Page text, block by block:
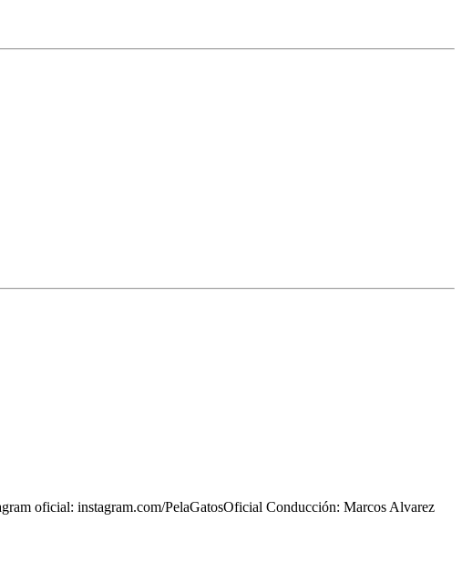
oficial: instagram.com/PelaGatosOficial Conducción: Marcos Alvarez